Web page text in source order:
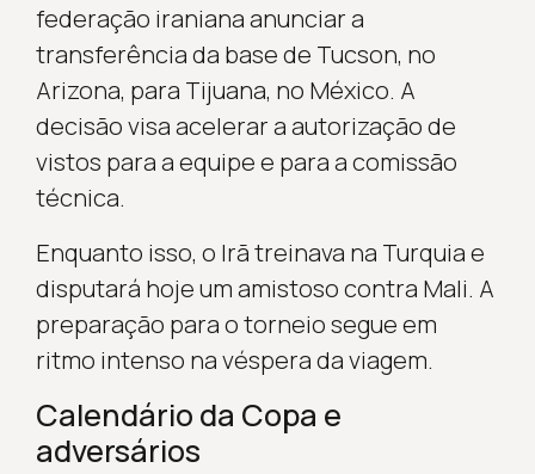
federação iraniana anunciar a
transferência da base de Tucson, no
Arizona, para Tijuana, no México. A
decisão visa acelerar a autorização de
vistos para a equipe e para a comissão
técnica.
Enquanto isso, o Irã treinava na Turquia e
disputará hoje um amistoso contra Mali. A
preparação para o torneio segue em
ritmo intenso na véspera da viagem.
Calendário da Copa e
adversários